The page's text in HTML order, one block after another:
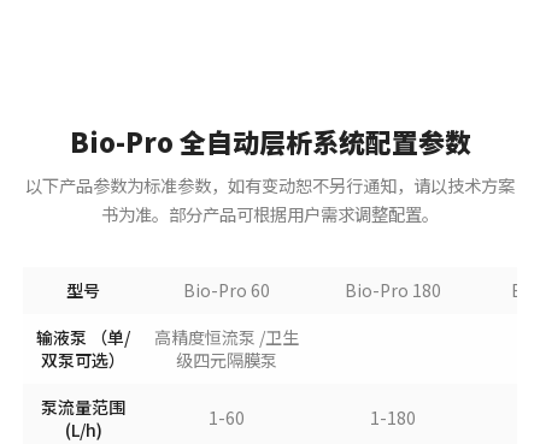
Bio-Pro 全自动层析系统配置参数
以下产品参数为标准参数，如有变动恕不另行通知，请以技术方案
书为准。部分产品可根据用户需求调整配置。
型号 Bio-Pro 60 Bio-Pro 180
输液泵 （单/
双泵可选）
高精度恒流泵 /卫生
级四元隔膜泵
泵流量范围
(L/h)
1-60 1-180